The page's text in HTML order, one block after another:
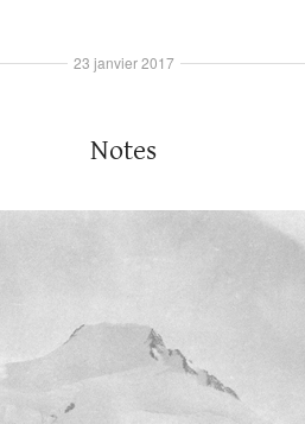
Notes
23 janvier 2017